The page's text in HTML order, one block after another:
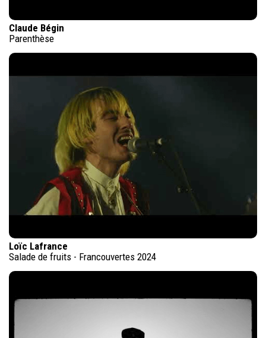
Claude Bégin
Parenthèse
Loïc Lafrance
Salade de fruits - Francouvertes 2024